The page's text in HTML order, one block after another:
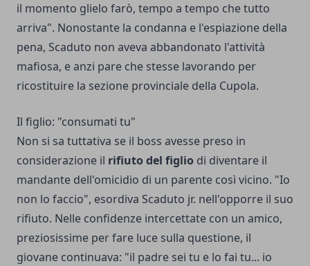
il momento glielo farò, tempo a tempo che tutto
arriva". Nonostante la condanna e l'espiazione della
pena, Scaduto non aveva abbandonato l'attività
mafiosa, e anzi pare che stesse lavorando per
ricostituire la sezione provinciale della Cupola.
Il figlio: "consumati tu"
Non si sa tuttativa se il boss avesse preso in
considerazione il rifiuto del figlio di diventare il
mandante dell'omicidio di un parente così vicino. "Io
non lo faccio", esordiva Scaduto jr. nell'opporre il suo
rifiuto. Nelle confidenze intercettate con un amico,
preziosissime per fare luce sulla questione, il
giovane continuava: "il padre sei tu e lo fai tu... io